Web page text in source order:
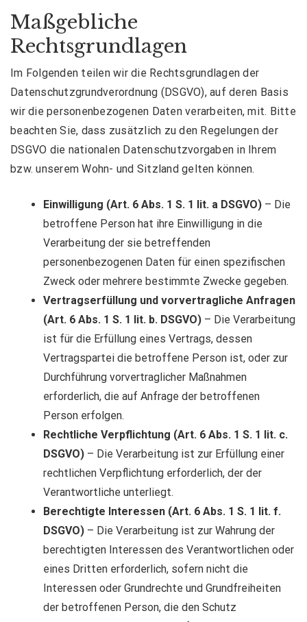
Maßgebliche
Rechtsgrundlagen
Im Folgenden teilen wir die Rechtsgrundlagen der
Datenschutzgrundverordnung (DSGVO), auf deren Basis
wir die personenbezogenen Daten verarbeiten, mit. Bitte
beachten Sie, dass zusätzlich zu den Regelungen der
DSGVO die nationalen Datenschutzvorgaben in Ihrem
bzw. unserem Wohn- und Sitzland gelten können.
Einwilligung (Art. 6 Abs. 1 S. 1 lit. a DSGVO) – Die
betroffene Person hat ihre Einwilligung in die
Verarbeitung der sie betreffenden
personenbezogenen Daten für einen spezifischen
Zweck oder mehrere bestimmte Zwecke gegeben.
Vertragserfüllung und vorvertragliche Anfragen
(Art. 6 Abs. 1 S. 1 lit. b. DSGVO) – Die Verarbeitung
ist für die Erfüllung eines Vertrags, dessen
Vertragspartei die betroffene Person ist, oder zur
Durchführung vorvertraglicher Maßnahmen
erforderlich, die auf Anfrage der betroffenen
Person erfolgen.
Rechtliche Verpflichtung (Art. 6 Abs. 1 S. 1 lit. c.
DSGVO) – Die Verarbeitung ist zur Erfüllung einer
rechtlichen Verpflichtung erforderlich, der der
Verantwortliche unterliegt.
Berechtigte Interessen (Art. 6 Abs. 1 S. 1 lit. f.
DSGVO) – Die Verarbeitung ist zur Wahrung der
berechtigten Interessen des Verantwortlichen oder
eines Dritten erforderlich, sofern nicht die
Interessen oder Grundrechte und Grundfreiheiten
der betroffenen Person, die den Schutz